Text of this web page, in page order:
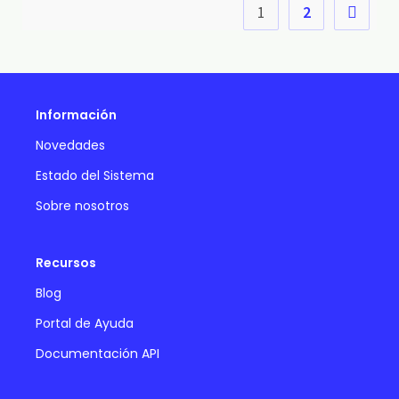
1 2
Información
Novedades
Estado del Sistema
Sobre nosotros
Recursos
Blog
Portal de Ayuda
Documentación API